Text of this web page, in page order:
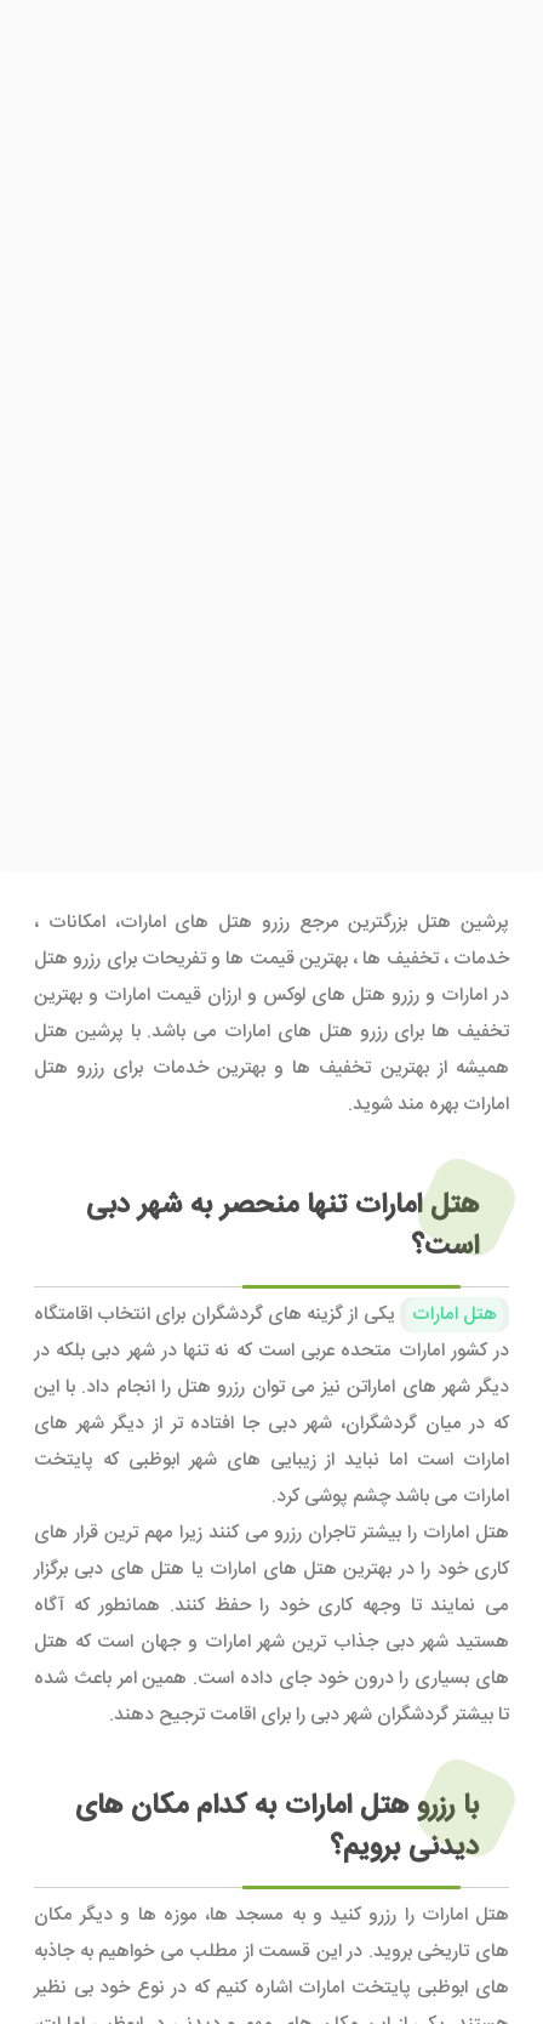
پرشین هتل بزرگترین مرجع رزرو هتل های امارات، امکانات ،
خدمات ، تخفیف ها ، بهترین قیمت ها و تفریحات برای رزرو هتل
در امارات و رزرو هتل های لوکس و ارزان قیمت امارات و بهترین
تخفیف ها برای رزرو هتل های امارات می باشد. با پرشین هتل
همیشه از بهترین تخفیف ها و بهترین خدمات برای رزرو هتل
امارات بهره مند شوید.
هتل امارات تنها منحصر به شهر دبی
است؟
هتل امارات
یکی از گزینه های گردشگران برای انتخاب اقامتگاه
در کشور امارات متحده عربی است که نه تنها در شهر دبی بلکه در
دیگر شهر های اماراتن نیز می توان رزرو هتل را انجام داد. با این
که در میان گردشگران، شهر دبی جا افتاده تر از دیگر شهر های
امارات است اما نباید از زیبایی های شهر ابوظبی که پایتخت
امارات می باشد چشم پوشی کرد.
هتل امارات را بیشتر تاجران رزرو می کنند زیرا مهم ترین قرار های
کاری خود را در بهترین هتل های امارات یا هتل های دبی برگزار
می نمایند تا وجهه کاری خود را حفظ کنند. همانطور که آگاه
هستید شهر دبی جذاب ترین شهر امارات و جهان است که هتل
های بسیاری را درون خود جای داده است. همین امر باعث شده
تا بیشتر گردشگران شهر دبی را برای اقامت ترجیح دهند.
با رزرو هتل امارات به کدام مکان های
دیدنی برویم؟
هتل امارات را رزرو کنید و به مسجد ها، موزه ها و دیگر مکان
های تاریخی بروید. در این قسمت از مطلب می خواهیم به جاذبه
های ابوظبی پایتخت امارات اشاره کنیم که در نوع خود بی نظیر